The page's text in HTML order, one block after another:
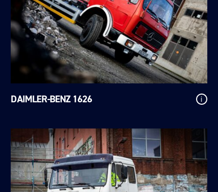
DAIMLER-BENZ 1626 i